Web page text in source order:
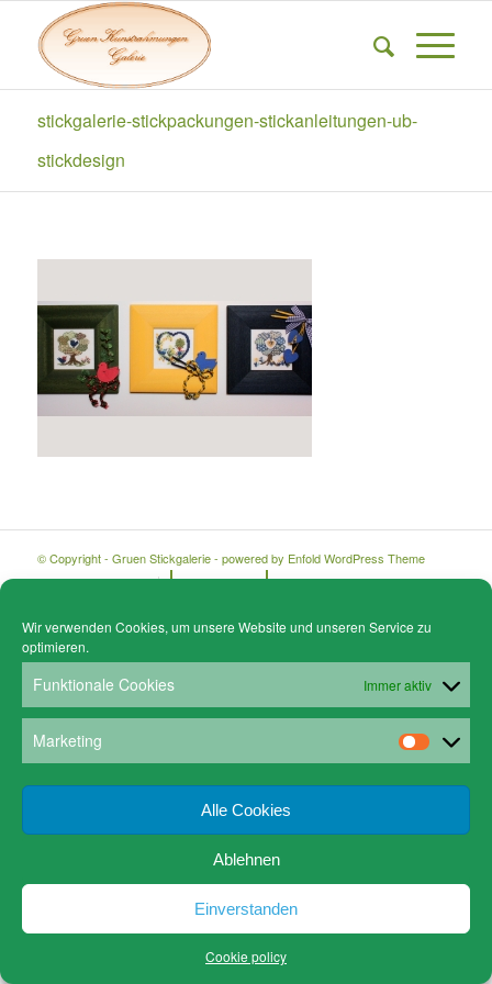
Wir verwenden Cookies, um unsere Website und unseren Service zu
optimieren.
Funktionale Cookies Immer aktiv
Marketing
Alle Cookies
Ablehnen
Einverstanden
Cookie policy
stickgalerie-stickpackungen-stickanleitungen-ub-
stickdesign
© Copyright - Gruen Stickgalerie - powered by Enfold WordPress Theme
Cookie policy (EU) Datenschutz